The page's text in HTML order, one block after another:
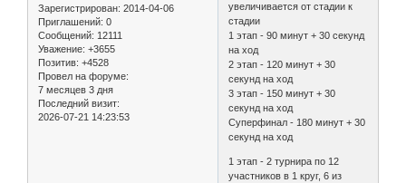
Зарегистрирован: 2014-04-06
Приглашений: 0
Сообщений: 12111
Уважение: +3655
Позитив: +4528
Провел на форуме:
7 месяцев 3 дня
Последний визит:
2026-07-21 14:23:53
увеличивается от стадии к
стадии
1 этап - 90 минут + 30 секунд
на ход
2 этап - 120 минут + 30
секунд на ход
3 этап - 150 минут + 30
секунд на ход
Суперфинал - 180 минут + 30
секунд на ход
1 этап - 2 турнира по 12
участников в 1 круг, 6 из